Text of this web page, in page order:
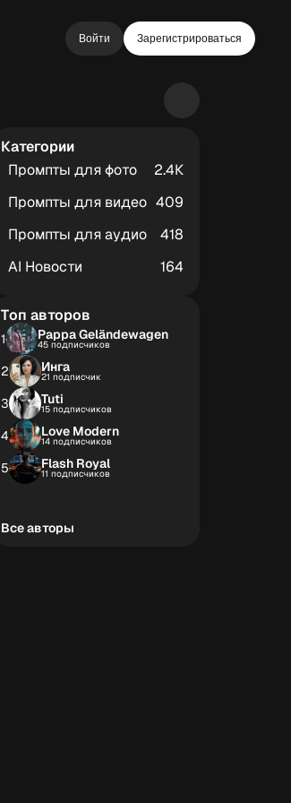
Войти Зарегистрироваться
Категории
Промпты для фото
2.4К
Промпты для видео 409
Промпты для аудио
418
AI Новости
164
Топ авторов
1 Pappa Geländewagen
45 подписчиков
2 Инга
21 подписчик
3 Tuti
15 подписчиков
4 Love Modern
14 подписчиков
5 Flash Royal
11 подписчиков
Все авторы